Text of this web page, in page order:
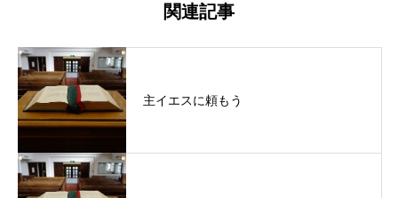
関連記事
主イエスに頼もう